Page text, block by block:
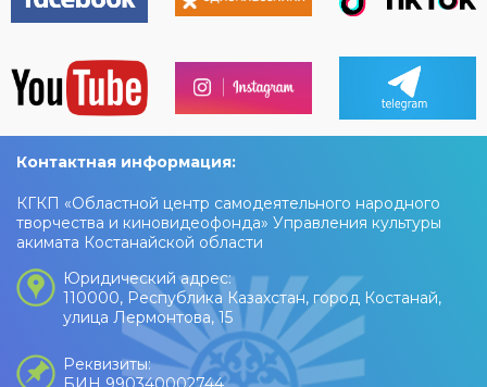
Контактная информация:
КГКП «Областной центр самодеятельного народного
творчества и киновидеофонда» Управления культуры
акимата Костанайской области
Юридический адрес:
110000, Республика Казахстан, город Костанай,
улица Лермонтова, 15
Реквизиты: